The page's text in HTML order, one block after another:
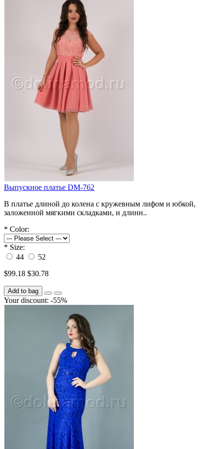
Выпускное платье DM-762
В платье длиной до колена с кружевным лифом и юбкой,
заложенной мягкими складками, и длинн..
* Color:
* Size:
44
52
$99.18 $30.78
Add to bag
Your discount: -55%